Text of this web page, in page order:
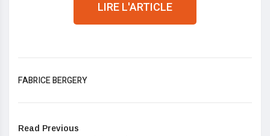
LIRE L'ARTICLE
FABRICE BERGERY
Read Previous